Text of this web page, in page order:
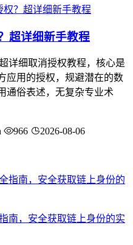
超详细新手教程
详细取消授权教程，核心是
应用的授权，规避潜在的数
通俗表述，无复杂专业术
966 2026-08-06
南，安全获取链上身份的实